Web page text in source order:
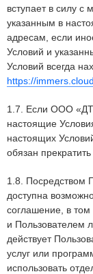
вступает в силу
указанным в
адресам, если
Условий и
Условий всегда
https://
1.7. Если ООО
настоящие
настоящих
обязан
1.8. Посредством
доступна
соглашение, в
и Пользователем
действует
услуг или
использовать